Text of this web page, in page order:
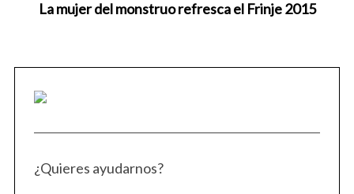
La mujer del monstruo refresca el Frinje 2015
¿Quieres ayudarnos?